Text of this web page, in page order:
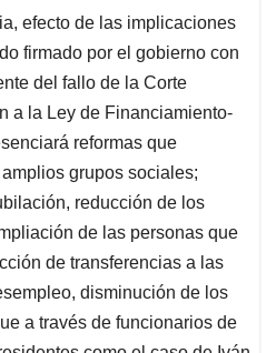
efecto de las implicaciones
firmado por el gobierno con
del fallo de la Corte
a la Ley de Financiamiento-
reformas que
grupos sociales;
reducción de los
de las personas que
de transferencias a las
disminución de los
a través de funcionarios de